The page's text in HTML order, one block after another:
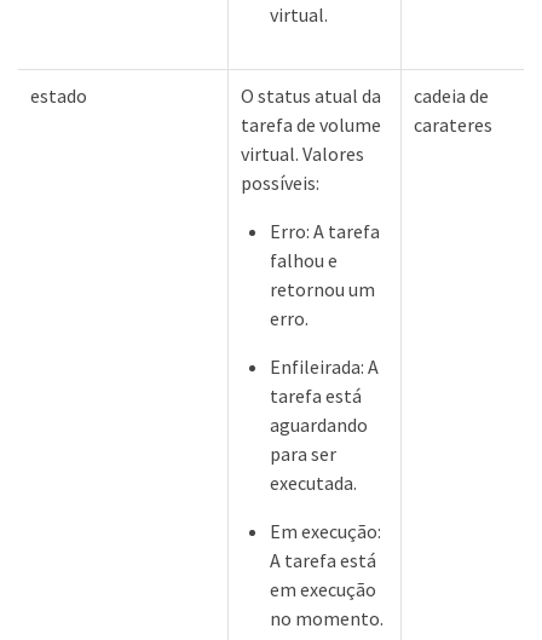
virtual.
estado
O status atual da
tarefa de volume
virtual. Valores
possíveis:
Erro: A tarefa
falhou e
retornou um
erro.
Enfileirada: A
tarefa está
aguardando
para ser
executada.
Em execução:
A tarefa está
em execução
no momento.
cadeia de
carateres